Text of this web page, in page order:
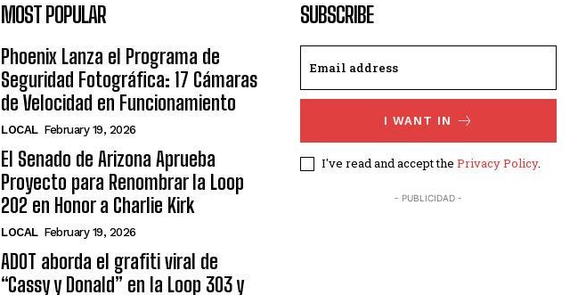
MOST POPULAR
Phoenix Lanza el Programa de
Seguridad Fotográfica: 17 Cámaras
de Velocidad en Funcionamiento
LOCAL February 19, 2026
El Senado de Arizona Aprueba
Proyecto para Renombrar la Loop
202 en Honor a Charlie Kirk
LOCAL February 19, 2026
ADOT aborda el grafiti viral de
“Cassy y Donald” en la Loop 303 y
SUBSCRIBE
I WANT IN
I've read and accept the Privacy Policy.
- PUBLICIDAD -